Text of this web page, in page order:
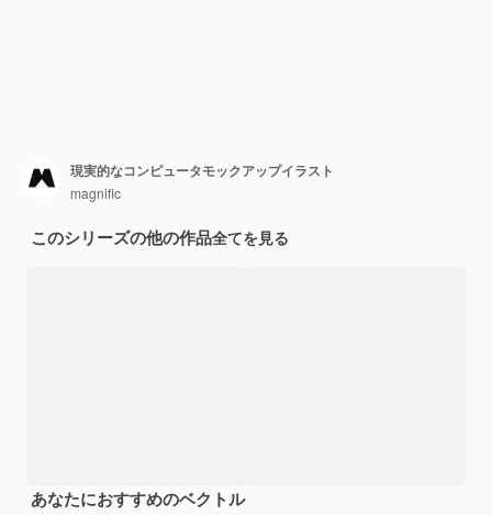
現実的なコンピュータモックアップイラスト
magnific
このシリーズの他の作品全てを見る
あなたにおすすめのベクトル